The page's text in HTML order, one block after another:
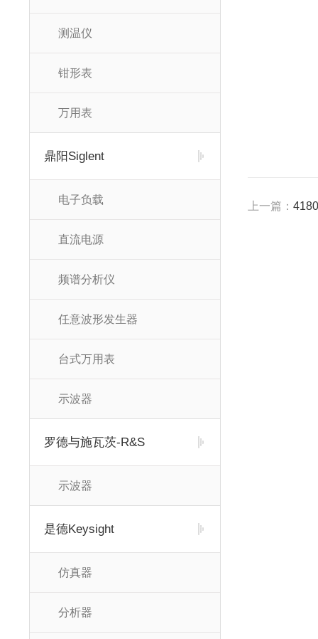
测温仪
钳形表
万用表
鼎阳Siglent
电子负载
直流电源
频谱分析仪
任意波形发生器
台式万用表
示波器
罗德与施瓦茨-R&S
示波器
是德Keysight
仿真器
分析器
上一篇：